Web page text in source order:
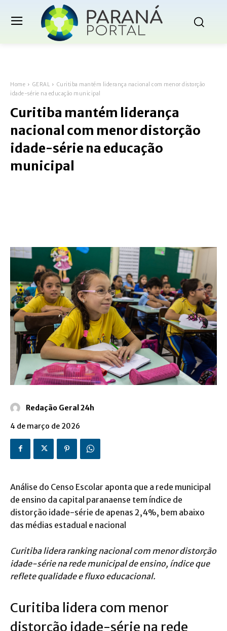
Home GERAL
Curitiba mantém liderança nacional com menor distorção
idade-série na educação municipal
Curitiba mantém liderança
nacional com menor distorção
idade-série na educação
municipal
Redação Geral 24h
4 de março de 2026
Análise do Censo Escolar aponta que a rede municipal
de ensino da capital paranaense tem índice de
distorção idade-série de apenas 2,4%, bem abaixo
das médias estadual e nacional
Curitiba lidera ranking nacional com menor distorção
idade-série na rede municipal de ensino, índice que
reflete qualidade e fluxo educacional.
Curitiba lidera com menor
distorção idade-série na rede